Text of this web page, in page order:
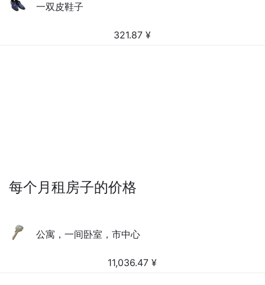
一双皮鞋子
321.87 ¥
每个月租房子的价格
公寓，一间卧室，市中心
11,036.47 ¥